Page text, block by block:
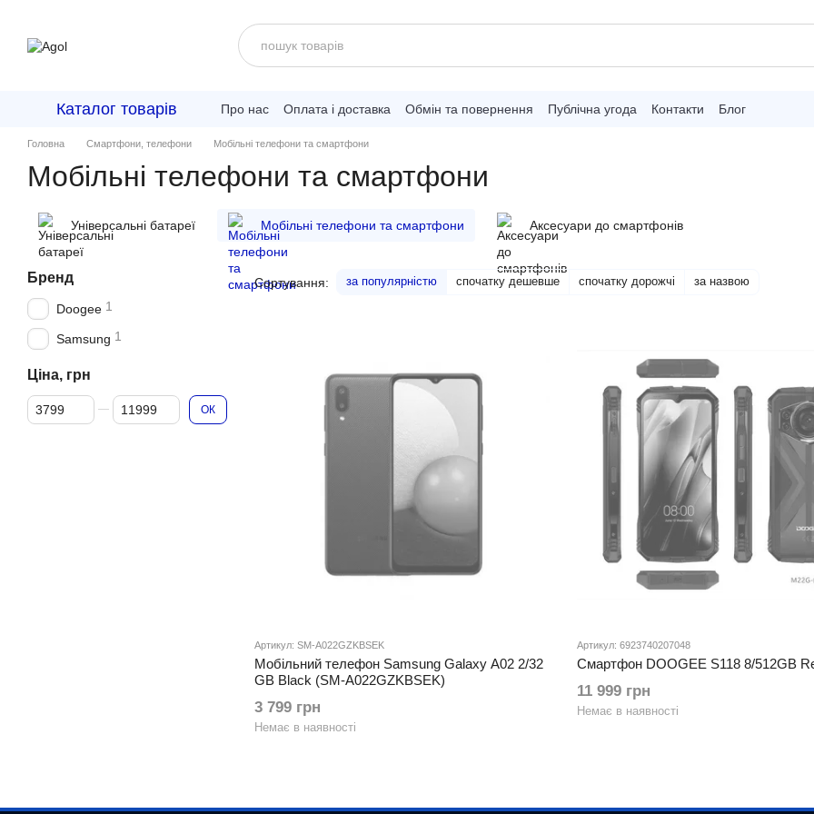
Каталог товарів Про нас Оплата і доставка Обмін та повернення Публічна угода Контакти Блог
Головна Смартфони, телефони Мобільні телефони та смартфони
Мобільні телефони та смартфони
Універсальні батареї Мобільні телефони та смартфони Аксесуари до смартфонів
Сортування: за популярністю спочатку дешевше спочатку дорожчі за назвою
Артикул: SM-A022GZKBSEK
Мобільний телефон Samsung Galaxy A02 2/32
GB Black (SM-A022GZKBSEK)
3 799 грн
Немає в наявності
Артикул: 6923740207048
Смартфон DOOGEE S118 8/512GB
11 999 грн
Немає в наявності
Бренд
Doogee 1
Samsung 1
Ціна, грн
Від Ціна, грн
До Ціна, грн ОК